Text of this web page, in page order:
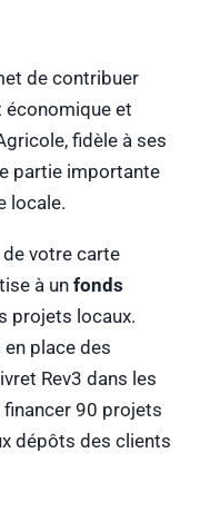
de contribuer
économique et
fidèle à ses
partie importante
locale.
votre carte
à un fonds
projets locaux.
place des
Rev3 dans les
financer 90 projets
dépôts des clients